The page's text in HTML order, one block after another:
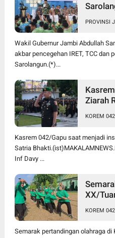
PROVINSI
Wakil Gubernur Jambi Abdullah
akbar pencegehan IRET, TCC dan
Sarolangun.(*)...
Ziarah
TMP
KOREM
Kasrem 042/Gapu saat menjadi
Satria
Inf Davy ...
XX/
KOREM
Semarak pertandingan olahraga